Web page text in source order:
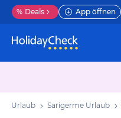
% Deals App öffnen
Urlaub Sarigerme Urlaub